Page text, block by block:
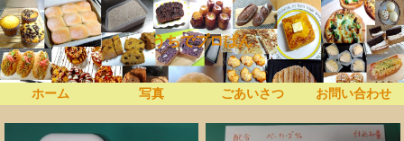
うちでプロぱん
ホーム 写真 ごあいさつ お問い合わせ